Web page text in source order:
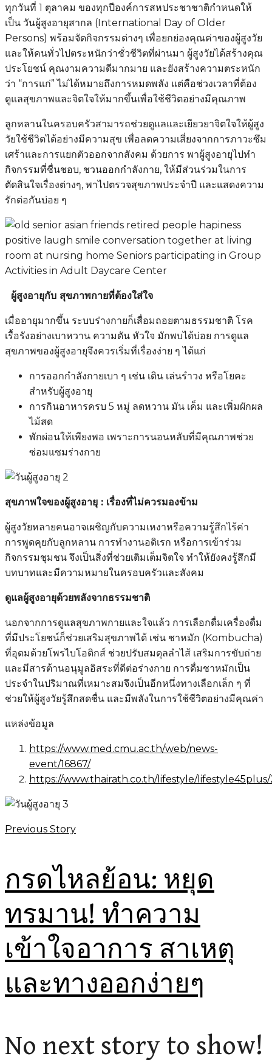
ทุกวันที่ 1 ตุลาคม ของทุกปีองค์การสหประชาชาติกำหนดให้
เป็น วันผู้สูงอายุสากล (International Day of Older
Persons) พร้อมจัดกิจกรรมต่างๆ เพื่อยกย่องคุณค่าของผู้สูงวัย
และให้คนทั่วไปตระหนักว่าชั่วชีวิตที่ผ่านมา ผู้สูงวัยได้สร้างคุณ
ประโยชน์ คุณงามความดีมากมาย และยังสร้างความตระหนัก
ว่า “การแก่” ไม่ได้หมายถึงการหมดพลัง แต่คือช่วงเวลาที่ต้อง
ดูแลสุขภาพและจิตใจให้มากขึ้นเพื่อใช้ชีวิตอย่างมีคุณภาพ
ลูกหลานในครอบครัวสามารถช่วยดูแลและเยียวยาจิตใจให้ผู้สูง
วัยใช้ชีวิตได้อย่างมีความสุข เพื่อลดความเสี่ยงจากการภาวะซึม
เศร้าและการแยกตัวออกจากสังคม ด้วยการ พาผู้สูงอายุไปทำ
กิจกรรมที่ชื่นชอบ, ชวนออกกำลังกาย, ให้มีส่วนร่วมในการ
ตัดสินใจเรื่องต่างๆ, พาไปตรวจสุขภาพประจำปี และแสดงความ
รักต่อกันบ่อย ๆ
ผู้สูงอายุกับ สุขภาพกายที่ต้องใส่ใจ
เมื่ออายุมากขึ้น ระบบร่างกายก็เสื่อมถอยตามธรรมชาติ โรค
เรื้อรังอย่างเบาหวาน ความดัน หัวใจ มักพบได้บ่อย การดูแล
สุขภาพของผู้สูงอายุจึงควรเริ่มที่เรื่องง่าย ๆ ได้แก่
การออกกำลังกายเบา ๆ เช่น เดิน เล่นรำวง หรือโยคะ
สำหรับผู้สูงอายุ
การกินอาหารครบ 5 หมู่ ลดหวาน มัน เค็ม และเพิ่มผักผล
ไม้สด
พักผ่อนให้เพียงพอ เพราะการนอนหลับที่มีคุณภาพช่วย
ซ่อมแซมร่างกาย
สุขภาพใจของผู้สูงอายุ : เรื่องที่ไม่ควรมองข้าม
ผู้สูงวัยหลายคนอาจเผชิญกับความเหงาหรือความรู้สึกไร้ค่า
การพูดคุยกับลูกหลาน การทำงานอดิเรก หรือการเข้าร่วม
กิจกรรมชุมชน จึงเป็นสิ่งที่ช่วยเติมเต็มจิตใจ ทำให้ยังคงรู้สึกมี
บทบาทและมีความหมายในครอบครัวและสังคม
ดูแลผู้สูงอายุด้วยพลังจากธรรมชาติ
นอกจากการดูแลสุขภาพกายและใจแล้ว การเลือกดื่มเครื่องดื่ม
ที่มีประโยชน์ก็ช่วยเสริมสุขภาพได้ เช่น ชาหมัก (Kombucha)
ที่อุดมด้วยโพรไบโอติกส์ ช่วยปรับสมดุลลำไส้ เสริมการขับถ่าย
และมีสารต้านอนุมูลอิสระที่ดีต่อร่างกาย การดื่มชาหมักเป็น
ประจำในปริมาณที่เหมาะสมจึงเป็นอีกหนึ่งทางเลือกเล็ก ๆ ที่
ช่วยให้ผู้สูงวัยรู้สึกสดชื่น และมีพลังในการใช้ชีวิตอย่างมีคุณค่า
แหล่งข้อมูล
https://www.med.cmu.ac.th/web/news-
event/16867/
https://www.thairath.co.th/lifestyle/lifestyle45plus/
Previous Story
กรดไหลย้อน: หยุด
ทรมาน! ทำความ
เข้าใจอาการ สาเหตุ
และทางออกง่ายๆ
No next story to show!